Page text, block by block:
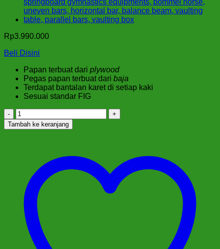
Rp3.990.000
Beli Disini
Papan terbuat dari plywood
Pegas papan terbuat dari baja
Terdapat bantalan karet di setiap kaki
Sesuai standar FIG
Kuantitas
Papan
Pegas
Tambah ke keranjang